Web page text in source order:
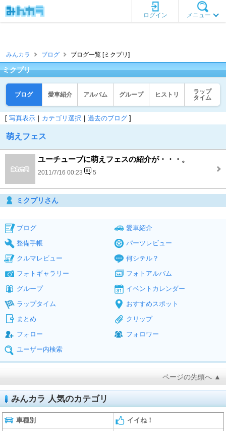
メニュー
ログイン
みんカラ ブログ ブログ一覧 [ミクプリ]
ミクプリ
ブログ 愛車紹介 アルバム グループ ヒストリ
ラップ
タイム
[ 写真表示 ｜ カテゴリ選択 ｜ 過去のブログ ]
萌えフェス
ユーチューブに萌えフェスの紹介が・・・。
2011/7/16 00:23 5
ミクプリさん
ブログ
愛車紹介
整備手帳
パーツレビュー
クルマレビュー
何シテル？
フォトギャラリー
フォトアルバム
グループ
イベントカレンダー
ラップタイム
おすすめスポット
まとめ
クリップ
フォロー
フォロワー
ユーザー内検索
ページの先頭へ ▲
みんカラ 人気のカテゴリ
車種別 イイね！